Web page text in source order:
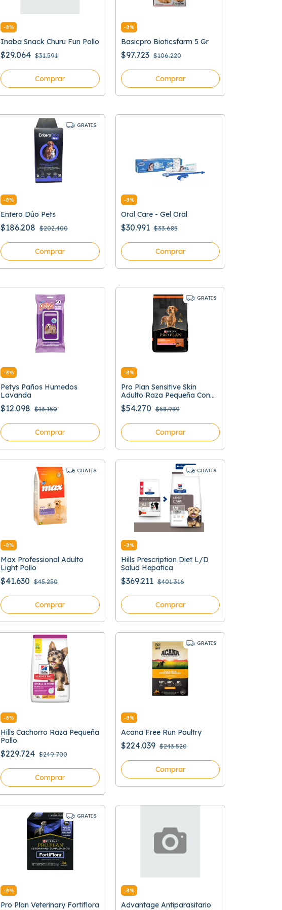
-8%
Inaba Snack Churu Fun Pollo
$29.064 $31.591
Comprar
-8%
Basicpro Bioticsfarm 5 Gr
$97.723 $106.220
Comprar
GRATIS
-8%
Entero Dúo Pets
$186.208 $202.400
Comprar
-8%
Oral Care - Gel Oral
$30.991 $33.685
Comprar
-8%
Petys Paños Humedos
Lavanda
$12.098 $13.150
Comprar
GRATIS
-8%
Pro Plan Sensitive Skin
Adulto Raza Pequeña Con
Optiderma
$54.270 $58.989
Comprar
GRATIS
-8%
Max Professional Adulto
Light Pollo
$41.630 $45.250
Comprar
GRATIS
-8%
Hills Prescription Diet L/D
Salud Hepatica
$369.211 $401.316
Comprar
-8%
Hills Cachorro Raza Pequeña
Pollo
$229.724 $249.700
Comprar
GRATIS
-8%
Acana Free Run Poultry
$224.039 $243.520
Comprar
GRATIS
-8%
Pro Plan Veterinary Fortiflora
-8%
Advantage Antiparasitario